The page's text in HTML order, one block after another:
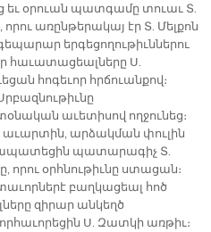
օրուան պատգամը տուաւ Տ.
առընթերակայ էր Տ. Մելքոն
երգեցողութիւններու
հաւատացեալները Ս.
հոգեւոր հրճուանքով։
աւետիսով ողջունեց։
աւարտին, արձակման փուլին
պատարագիչ Տ.
որու օրհնութիւնը ստացան։
բաղկացեալ հոծ
զիրար անկեղծ
Ս. Զատկի առթիւ։